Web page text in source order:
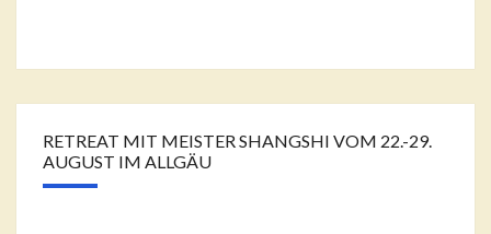
RETREAT MIT MEISTER SHANGSHI VOM 22.-29.
AUGUST IM ALLGÄU